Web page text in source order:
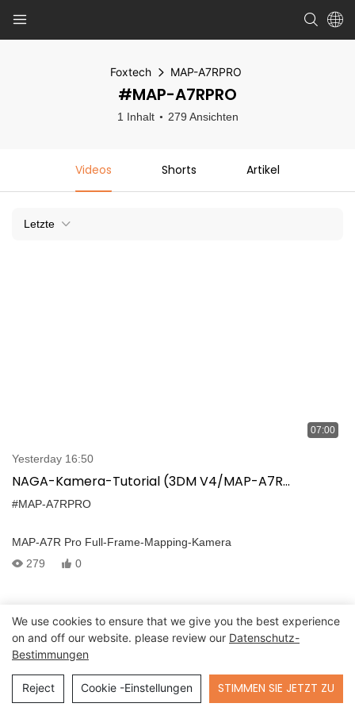
Foxtech MAP-A7RPRO
#MAP-A7RPRO
1 Inhalt 279 Ansichten
Videos Shorts Artikel
Letzte
07:00
Yesterday 16:50
NAGA-Kamera-Tutorial (3DM V4/MAP-A7R
PRO/HAWK-100C LIDAR)
#MAP-A7RPRO
MAP-A7R Pro Full-Frame-Mapping-Kamera
279
0
Send Inquiry
We use cookies to ensure that we give you the best experience
on and off our website. please review our Datenschutz-
Bestimmungen
Reject Cookie -Einstellungen STIMMEN SIE JETZT ZU